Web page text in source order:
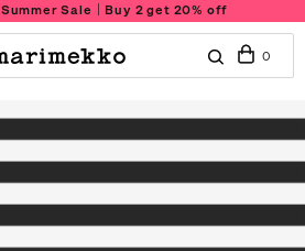
Sale｜Buy 2 get 20% off
0